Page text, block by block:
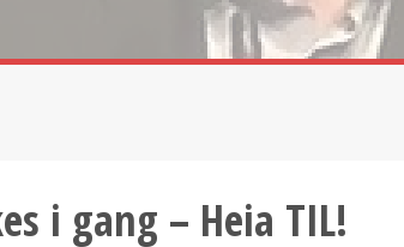
i gang – Heia TIL!